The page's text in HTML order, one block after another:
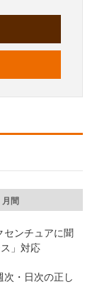
月間
センチュアに聞
」対応
・日次の正し